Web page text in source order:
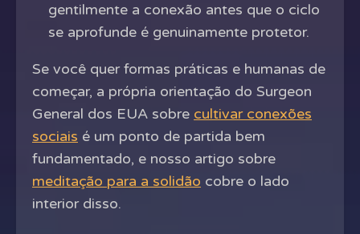
gentilmente a conexão antes que o ciclo
se aprofunde é genuinamente protetor.
Se você quer formas práticas e humanas de
começar, a própria orientação do Surgeon
General dos EUA sobre cultivar conexões
sociais é um ponto de partida bem
fundamentado, e nosso artigo sobre
meditação para a solidão cobre o lado
interior disso.